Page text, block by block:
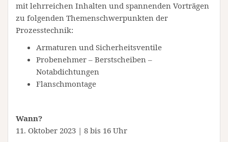
mit lehrreichen Inhalten und spannenden Vorträgen
zu folgenden Themenschwerpunkten der
Prozesstechnik:
Armaturen und Sicherheitsventile
Probenehmer – Berstscheiben –
Notabdichtungen
Flanschmontage
Wann?
11. Oktober 2023 | 8 bis 16 Uhr